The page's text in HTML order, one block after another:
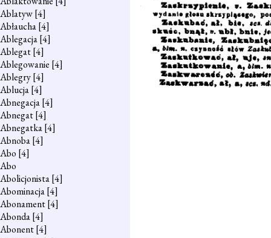
Ablatyw[4]
Abłaucha[4]
Ablegacja[4]
Ablegat[4]
Ablegowanie [4]
Ablegry[4]
Ablucja[4]
Abnegacja[4]
Abnegat[4]
Abnegatka[4]
Abnoba[4]
Abo [4]
Abo
Abolicjonista[4]
Abominacja[4]
Abonament[4]
Abonda[4]
Abonent[4]